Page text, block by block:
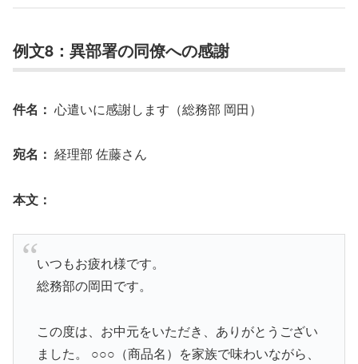
例文8：異部署の同僚への感謝
件名： 心遣いに感謝します（総務部 岡田）
宛名： 経理部 佐藤さん
本文：
いつもお疲れ様です。
総務部の岡田です。
この度は、お中元をいただき、ありがとうござい
ました。 ○○○（商品名）を家族で味わいながら、